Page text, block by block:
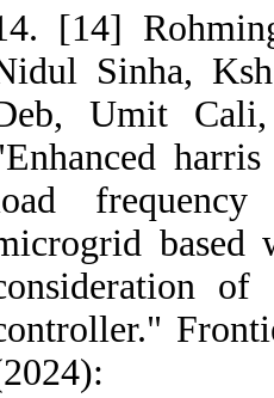
14. [14]
Nidul Sinha,
Deb, Umit
"Enhanced
load
microgrid
consideration
controller."